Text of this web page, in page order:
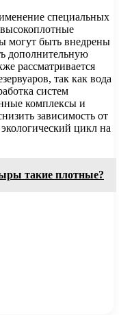
специальных
могут быть внедрены
дополнительную
рассматривается
так как вода
систем
комплексы и
зависимость от
цикл на
такие плотные?